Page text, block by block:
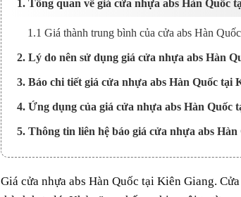
1. Tổng quan về giá cửa nhựa abs Hàn Quốc
1.1 Giá thành trung bình của cửa abs Hàn
2. Lý do nên sử dụng giá cửa nhựa abs Hàn
3. Báo chi tiết giá cửa nhựa abs Hàn Quốc tại
4. Ứng dụng của giá cửa nhựa abs Hàn Quốc
5. Thông tin liên hệ báo giá cửa nhựa abs
Giá cửa nhựa abs Hàn Quốc tại Kiên Giang.